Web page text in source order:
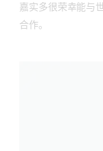
嘉实多很荣幸能与
合作。